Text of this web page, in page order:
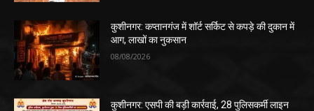
कुशीनगर: कप्तानगंज में शॉर्ट सर्किट से कपड़े की दुकान में
आग, लाखों का नुकसान
08/08/2026
कुशीनगर: एसपी की बड़ी कार्रवाई, 28 पुलिसकर्मी लाइन